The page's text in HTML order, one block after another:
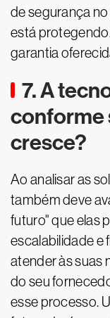
de segurança
está
garantia
7. A
conforme
cresce?
Ao analisar as
também deve
futuro" que elas
escalabilidade e
atender às suas
do seu
esse processo.